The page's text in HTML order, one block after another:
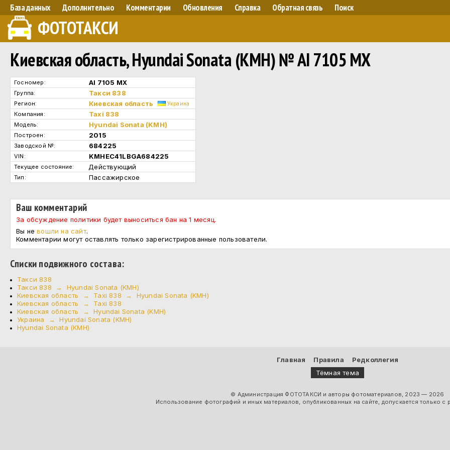
База данных Дополнительно Комментарии Обновления Справка Обратная связь Поиск
ФОТОТАКСИ
Киевская область, Hyundai Sonata (KMH) № АІ 7105 МХ
Госномер: АІ 7105 МХ
Группа: Такси 838
Регион: Киевская область Украина
Компания: Taxi 838
Модель: Hyundai Sonata (KMH)
Построен: 2015
Заводской №: 684225
VIN: KMHEC41LBGA684225
Текущее состояние: Действующий
Тип: Пассажирское
Ваш комментарий
За обсуждение политики будет выноситься бан на 1 месяц.
Вы невошли на сайт.
Комментарии могут оставлять только зарегистрированные пользователи.
Cписки подвижного состава:
Такси 838
Такси 838 → Hyundai Sonata (KMH)
Киевская область → Taxi 838 → Hyundai Sonata (KMH)
Киевская область → Taxi 838
Киевская область → Hyundai Sonata (KMH)
Украина → Hyundai Sonata (KMH)
Hyundai Sonata (KMH)
Главная Правила
Редколлегия
Тёмная тема
© Администрация ФОТОТАКСИ и авторы фотоматериалов, 2023 — 2026
Использование фотографий и иных материалов, опубликованных на сайте, допускается только с